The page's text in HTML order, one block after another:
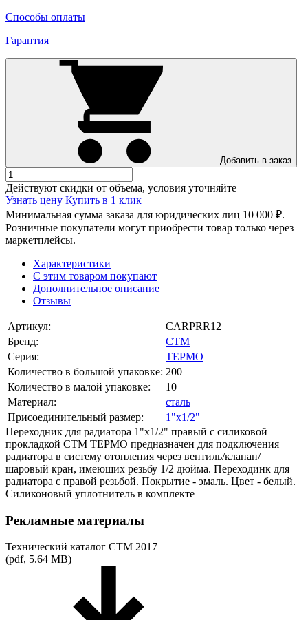
Способы оплаты
Гарантия
Добавить в заказ
Действуют скидки от объема, условия уточняйте
Узнать цену Купить в 1 клик
Минимальная сумма заказа для юридических лиц 10 000 ₽.
Розничные покупатели могут приобрести товар только через
маркетплейсы.
Характеристики
С этим товаром покупают
Дополнительное описание
Отзывы
Артикул:
CARPRR12
Бренд:
СТМ
Серия:
ТЕРМО
Количество в большой упаковке: 200
Количество в малой упаковке:
10
Материал:
сталь
Присоединительный размер:
1"х1/2"
Переходник для радиатора 1"х1/2" правый с силиковой
прокладкой СТМ ТЕРМО предназначен для подключения
радиатора в систему отопления через вентиль/клапан/
шаровый кран, имеющих резьбу 1/2 дюйма. Переходинк для
радиатора с правой резьбой. Покрытие - эмаль. Цвет - белый.
Силиконовый уплотнитель в комплекте
Рекламные материалы
Технический каталог СТМ 2017
(pdf, 5.64 MB)